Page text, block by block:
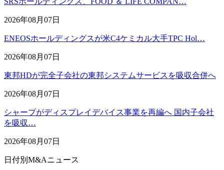
2026年08月07日
ENEOSホールディングスが米C4ケミカル大手TPC Hol…
2026年08月07日
東邦HDが完全子会社の東邦システムサービスを吸収合併へ
2026年08月07日
シャープがディスプレイデバイス事業を再編へ 国内子会社
を吸収…
2026年08月07日
日付別M&Aニュース